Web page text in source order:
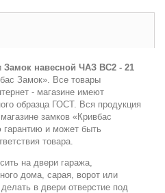
Замок навесной ЧАЗ ВС2 - 21
Замок». Все товары
- магазине имеют
образца ГОСТ. Вся продукция
замков «Кривбас
гарантию и может быть
товара.
на двери гаража,
дома, сарая, ворот или
в двери отверстие под